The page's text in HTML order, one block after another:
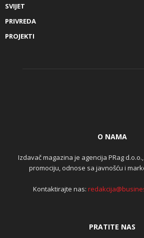
SVIJET
PRIVREDA
PROJEKTI
O NAMA
Izdavač magazina je agencija PRag
promociju, odnose sa javnošću i
Kontaktirajte nas:
PRATITE NAS